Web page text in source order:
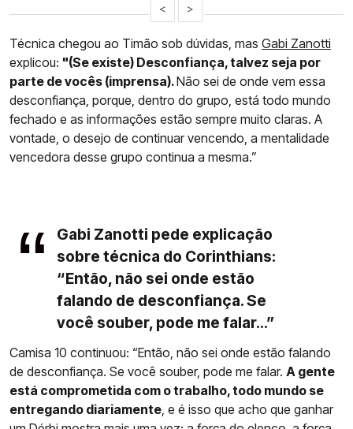
< >
Técnica chegou ao Timão sob dúvidas, mas Gabi Zanotti
explicou: "(Se existe) Desconfiança, talvez seja por
parte de vocês (imprensa).Não sei de onde vem essa
desconfiança, porque, dentro do grupo, está todo mundo
fechado e as informações estão sempre muito claras. A
vontade, o desejo de continuar vencendo, a mentalidade
vencedora desse grupo continua a mesma.”
Gabi Zanotti pede explicação
sobre técnica do Corinthians:
“Então, não sei onde estão
falando de desconfiança. Se
você souber, pode me falar...”
Camisa 10 continuou: “Então, não sei onde estão falando
de desconfiança. Se você souber, pode me falar. A gente
está comprometida com o trabalho, todo mundo se
entregando diariamente, e é isso que acho que ganhar